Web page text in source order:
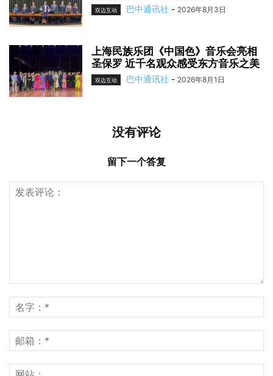
双边互动 巴中通讯社 - 2026年8月3日
上海民族乐团《中国色》音乐会亮相
圣保罗 近千名观众感受东方音乐之美
双边互动 巴中通讯社 - 2026年8月1日
没有评论
留下一个答复